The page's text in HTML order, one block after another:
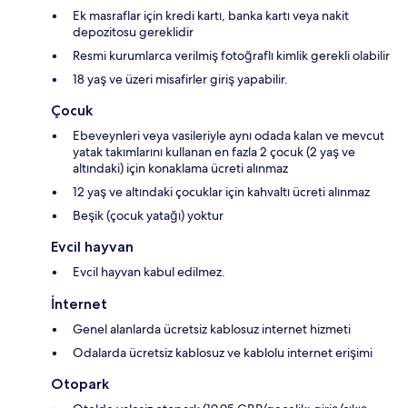
Ek masraflar için kredi kartı, banka kartı veya nakit
depozitosu gereklidir
Resmi kurumlarca verilmiş fotoğraflı kimlik gerekli olabilir
18 yaş ve üzeri misafirler giriş yapabilir.
Çocuk
Ebeveynleri veya vasileriyle aynı odada kalan ve mevcut
yatak takımlarını kullanan en fazla 2 çocuk (2 yaş ve
altındaki) için konaklama ücreti alınmaz
12 yaş ve altındaki çocuklar için kahvaltı ücreti alınmaz
Beşik (çocuk yatağı) yoktur
Evcil hayvan
Evcil hayvan kabul edilmez.
İnternet
Genel alanlarda ücretsiz kablosuz internet hizmeti
Odalarda ücretsiz kablosuz ve kablolu internet erişimi
Otopark